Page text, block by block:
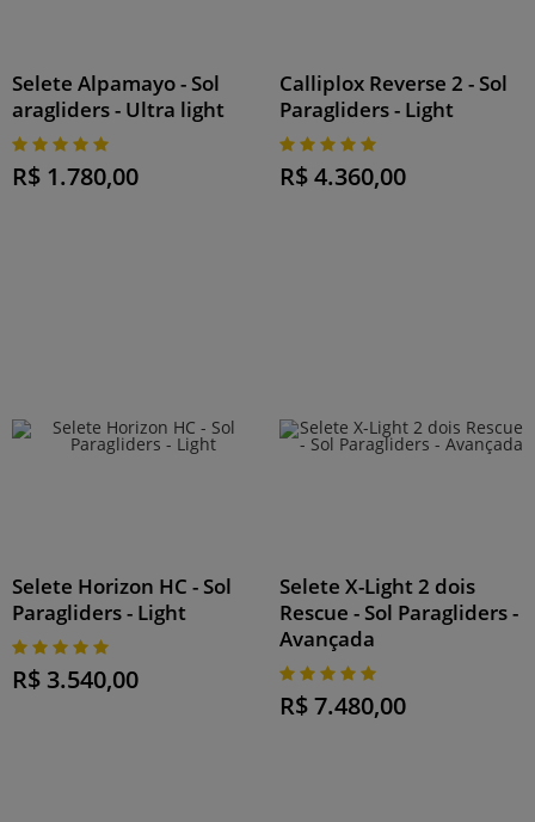
Selete Alpamayo - Sol
aragliders - Ultra light
R$ 1.780,00
Calliplox Reverse 2 - Sol
Paragliders - Light
R$ 4.360,00
Selete Horizon HC - Sol
Paragliders - Light
R$ 3.540,00
Selete X-Light 2 dois
Rescue - Sol Paragliders -
Avançada
R$ 7.480,00